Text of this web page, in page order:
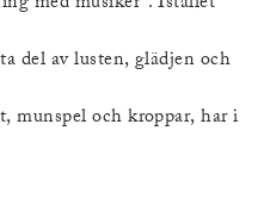
del av lusten, glädjen och
munspel och kroppar, har i